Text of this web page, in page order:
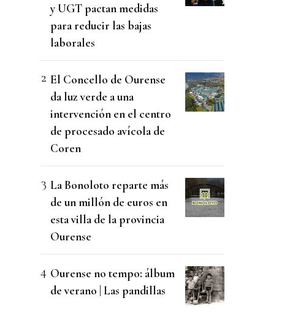
y UGT pactan medidas
para reducir las bajas
laborales
El Concello de Ourense
da luz verde a una
intervención en el centro
de procesado avícola de
Coren
La Bonoloto reparte más
de un millón de euros en
esta villa de la provincia
Ourense
Ourense no tempo: álbum
de verano | Las pandillas